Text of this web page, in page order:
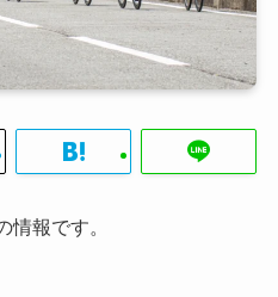
報です。